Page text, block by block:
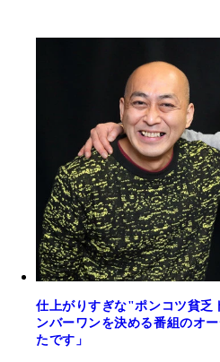
仕上がりすぎな"ポンコツ貧
ンバーワンを決める番組のオ
たです」